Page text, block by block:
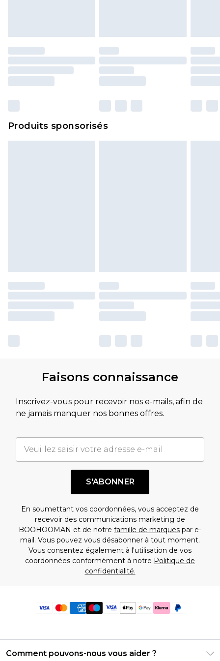
essayées en intérieur. Les articles pour la maison,
y compris le linge de lit, les matelas, les
surmatelas et les oreillers, doivent être inutilisés
n'affecte pas vos droits statutaires.
politique de retour.
Produits sponsorisés
Faisons connaissance
Inscrivez-vous pour recevoir nos e-mails, afin de
ne jamais manquer nos bonnes offres.
S'ABONNER
En soumettant vos coordonnées, vous acceptez de
recevoir des communications marketing de
BOOHOOMAN et de notre famille de marques par e-
mail. Vous pouvez vous désabonner à tout moment.
Vous consentez également à l'utilisation de vos
coordonnées conformément à notre Politique de
confidentialité.
Comment pouvons-nous vous aider ?